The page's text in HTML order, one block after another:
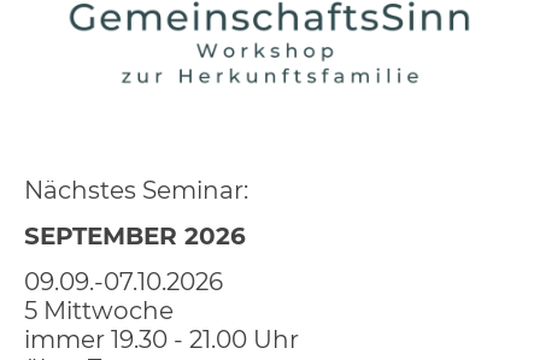
Nächstes Seminar:
SEPTEMBER 2026
09.09.-07.10.2026
5 Mittwoche
immer 19.30 - 21.00 Uhr